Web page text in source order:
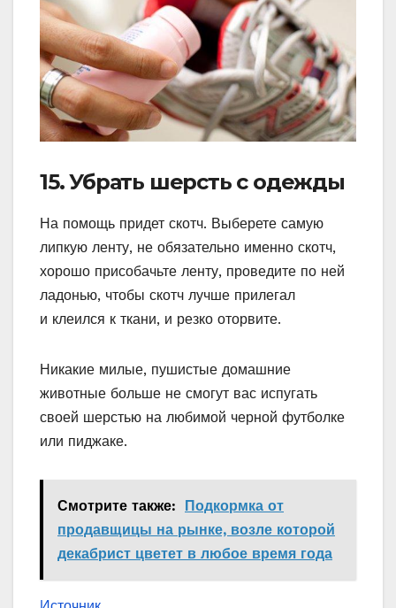
15. Убрать шерсть с одежды
На помощь придет скотч. Выберете самую
липкую ленту, не обязательно именно скотч,
хорошо присобачьте ленту, проведите по ней
ладонью, чтобы скотч лучше прилегал
и клеился к ткани, и резко оторвите.
Никакие милые, пушистые домашние
животные больше не смогут вас испугать
своей шерстью на любимой черной футболке
или пиджаке.
Смотрите также:
Подкормка от
продавщицы на рынке, возле которой
декабрист цветет в любое время года